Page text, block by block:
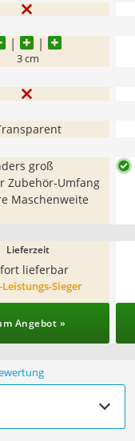
3 cm
groß
Zubehör-Umfang
Maschenweite
Lieferzeit
lieferbar
Leistungs-Sieger
Angebot »